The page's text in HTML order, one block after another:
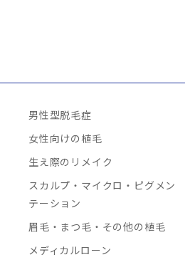
男性型脱毛症
女性向けの植毛
生え際のリメイク
スカルプ・マイクロ・ピグメン
テーション
眉毛・まつ毛・その他の植毛
メディカルローン